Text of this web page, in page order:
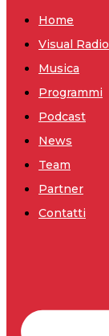
Home
Visual Radio
Musica
Programmi
Podcast
News
Team
Partner
Contatti